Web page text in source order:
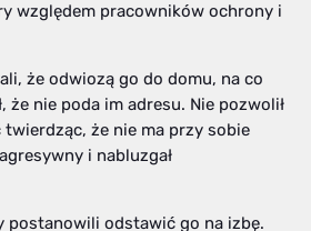
względem pracowników ochrony i
że odwiozą go do domu, na co
że nie poda im adresu. Nie pozwolił
że nie ma przy sobie
i nabluzgał
postanowili odstawić go na izbę.